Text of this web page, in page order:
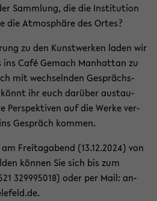
Samm­lung, die die In­sti­tu­ti­on
die At­mo­sphä­re des Ortes?
zu den Kunst­wer­ken laden wir
ins Café Ge­mach Man­hat­tan zu
mit wech­seln­den Ge­sprächs­
ihr euch dar­über aus­tau­
Per­spek­ti­ven auf die Werke ver­
Ge­spräch kom­men.
Frei­tag­abend (13.12.2024) von
kön­nen Sie sich bis zum
329995018) oder per Mail: an­